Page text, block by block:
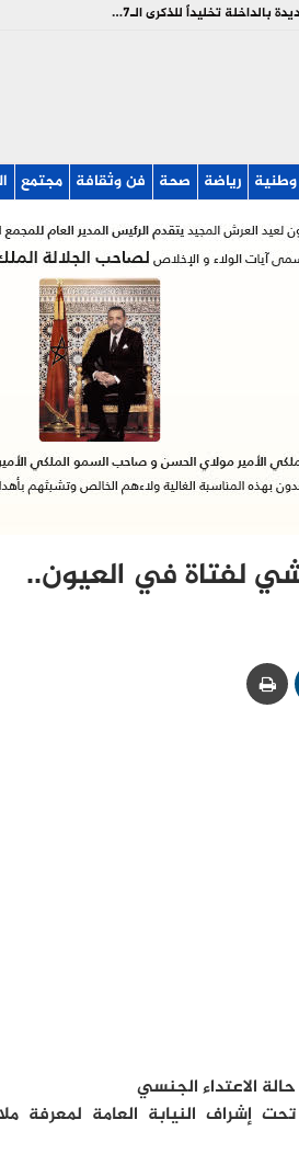
بالفيديو : تدشين وإطلاق مشاريع جديدة بالداخلة تخليداً للذكرى الـ27 لعيد العرش
وطنية رياضة صحة فن وثقافة مجتمع
لفتاة في العيون..
فتح تحقيق تحت إشراف النيابة العامة لمعرفة